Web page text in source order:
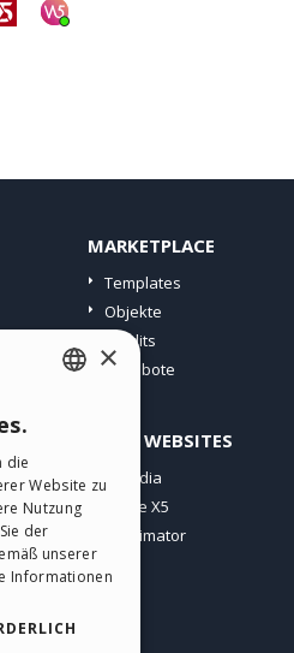
MARKETPLACE
Templates
Objekte
Credits
Angebote
ANDERE WEBSITES
Incomedia
WebSite X5
WebAnimator
GERMAN
SPANISH
PORTUGUESE
×
die
Website zu
Nutzung
der
unserer
Informationen